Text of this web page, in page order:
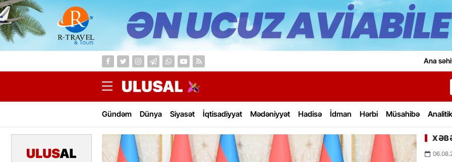
Ana
Gündəm Dünya Siyasət İqtisadiyyat Mədəniyyət Hadisə İdman Hərbi Müsahibə